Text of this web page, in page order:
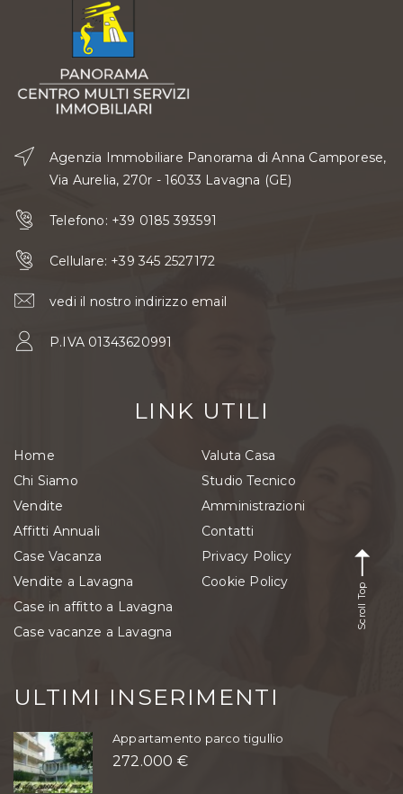
Agenzia Immobiliare Panorama di Anna Camporese,
Via Aurelia, 270r - 16033 Lavagna (GE)
Telefono: +39 0185 393591
Cellulare: +39 345 2527172
vedi il nostro indirizzo email
P.IVA 01343620991
LINK UTILI
Home
Chi Siamo
Vendite
Affitti Annuali
Case Vacanza
Vendite a Lavagna
Case in affitto a Lavagna
Case vacanze a Lavagna
Valuta Casa
Studio Tecnico
Amministrazioni
Contatti
Privacy Policy
Cookie Policy
ULTIMI INSERIMENTI
Appartamento parco tigullio
272.000 €
Scroll Top